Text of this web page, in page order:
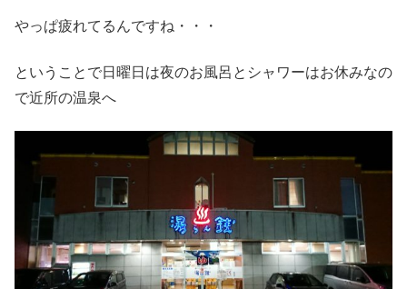
やっぱ疲れてるんですね・・・
ということで日曜日は夜のお風呂とシャワーはお休みなの
で近所の温泉へ